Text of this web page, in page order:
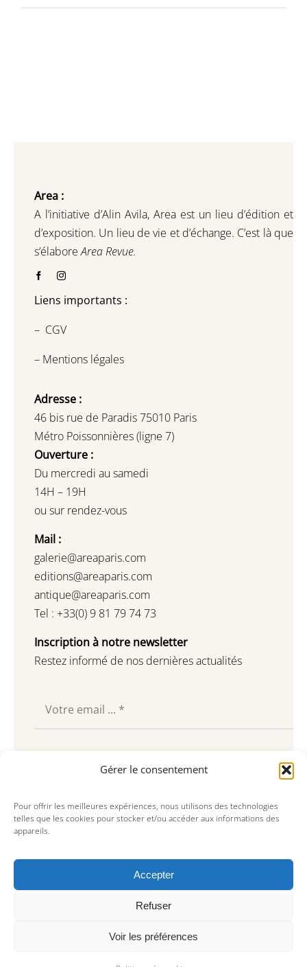
Gérer le consentement
Pour offrir les meilleures expériences, nous utilisons des technologies
telles que les cookies pour stocker et/ou accéder aux informations des
appareils.
Accepter
Refuser
Voir les préférences
Area :
A l’initiative d’Alin Avila, Area est un lieu d’édition et
d’exposition. Un lieu de vie et d’échange. C’est là que
s’élaboreArea Revue.
Liens importants :
– CGV
– Mentions légales
Adresse :
46 bis rue de Paradis 75010 Paris
Métro Poissonnières (ligne 7)
Ouverture :
Du mercredi au samedi
14H – 19H
ou sur rendez-vous
Mail :
galerie@areaparis.com
editions@areaparis.com
antique@areaparis.com
Tel : +33(0) 9 81 79 74 73
Inscription à notre newsletter
Restez informé de nos dernières actualités
Souscrire